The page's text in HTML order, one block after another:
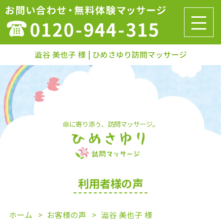
澁谷 美也子 様 | ひめさゆり訪問マッサージ
命に寄り添う、訪問マッサージ。
利用者様の声
ホーム お客様の声 澁谷 美也子 様